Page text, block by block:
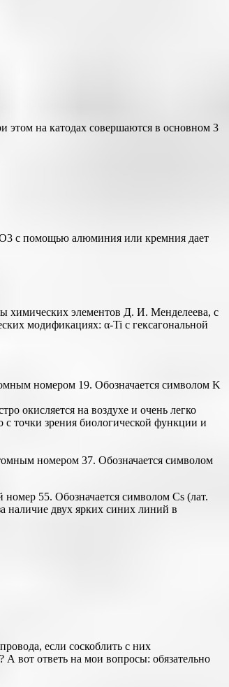
этом на катодах совершаются в основном 3
с помощью алюминия или кремния дает
химических элементов Д. И. Менделеева, с
модификациях: α-Ti с гексагональной
номером 19. Обозначается символом K
окисляется на воздухе и очень легко
точки зрения биологической функции и
номером 37. Обозначается символом
55. Обозначается символом Cs (лат.
наличие двух ярких синих линий в
если соскоблить с них
вот ответь на мои вопросы: обязательно